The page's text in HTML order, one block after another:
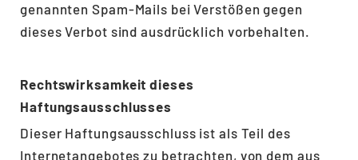
genannten Spam-Mails bei Verstößen gegen
dieses Verbot sind ausdrücklich vorbehalten.
Rechtswirksamkeit dieses
Haftungsausschlusses
Dieser Haftungsausschluss ist als Teil des
Internetangebotes zu betrachten, von dem aus